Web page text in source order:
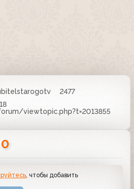
2477
viewtopic.php?t=2013855
0
, чтобы добавить